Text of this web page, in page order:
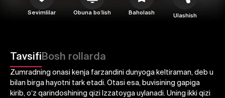
Sevimlilar Obuna boʻlish Baholash Ulashish
TavsifiBosh rollarda
Zumradning onasi kenja farzandini dunyoga keltiraman, deb u
bilan birga hayotni tark etadi. Otasi esa, buvisining gapiga
kirib, oʼz qarindoshining qizi Izzatoyga uylanadi. Uning ikki qizi
Yuborish
Bekor qilish Tizimga kirish